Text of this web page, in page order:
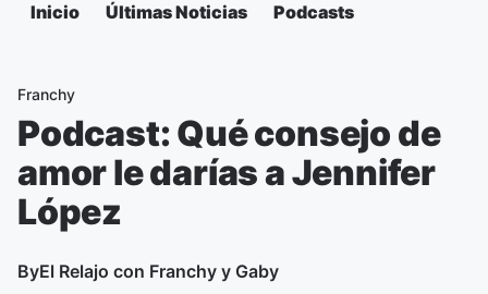
Inicio Últimas Noticias Podcasts
Franchy
Podcast: Qué consejo de
amor le darías a Jennifer
López
ByEl Relajo con Franchy y Gaby